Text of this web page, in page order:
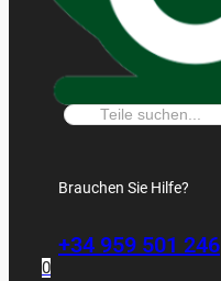
Suche:
Brauchen Sie Hilfe?
+34 959 501 246
0